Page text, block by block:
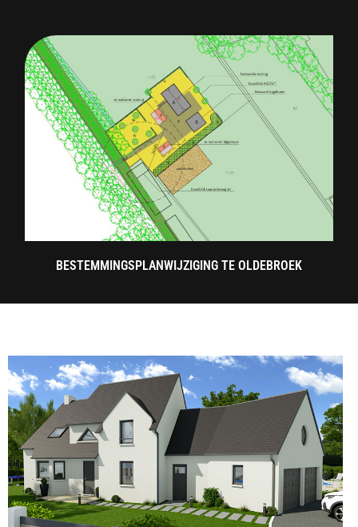
BESTEMMINGSPLANWIJZIGING TE OLDEBROEK